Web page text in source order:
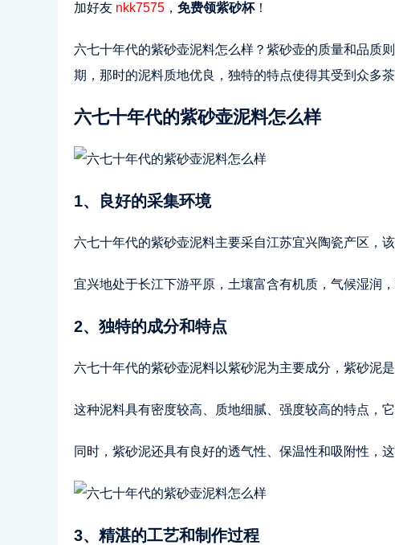
加好友 nkk7575 ， 免费领紫砂杯！
六七十年代的紫砂壶泥料怎么样？紫砂壶的质量和品质
期，那时的泥料质地优良，独特的特点使得其受到众多茶
六七十年代的紫砂壶泥料怎么样
1、良好的采集环境
六七十年代的紫砂壶泥料主要采自江苏宜兴陶瓷产区，
宜兴地处于长江下游平原，土壤富含有机质，气候湿润
2、独特的成分和特点
六七十年代的紫砂壶泥料以紫砂泥为主要成分，紫砂泥
这种泥料具有密度较高、质地细腻、强度较高的特点，
同时，紫砂泥还具有良好的透气性、保温性和吸附性，
3、精湛的工艺和制作过程